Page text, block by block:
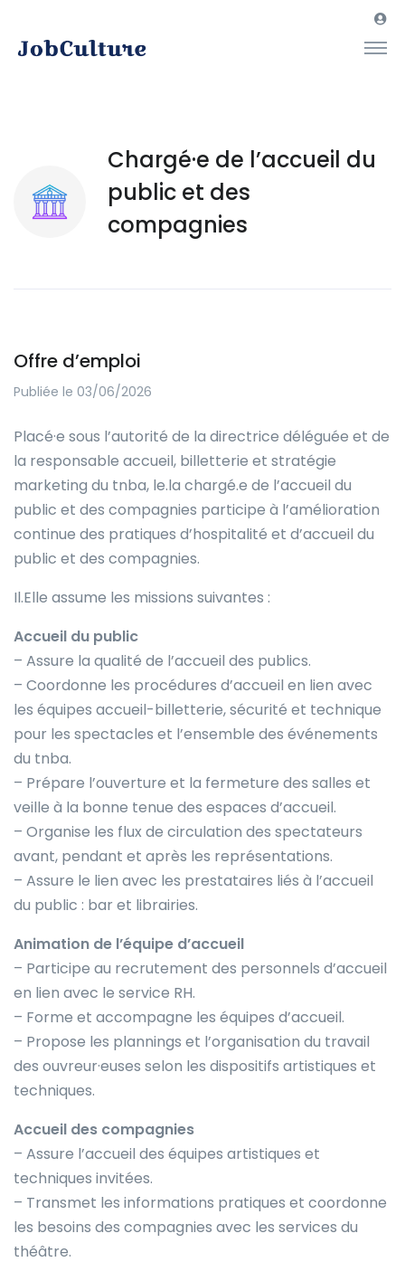
Chargé·e de l’accueil du
public et des
compagnies
Offre d’emploi
Publiée le 03/06/2026
Placé·e sous l’autorité de la directrice déléguée et de
la responsable accueil, billetterie et stratégie
marketing du tnba, le.la chargé.e de l’accueil du
public et des compagnies participe à l’amélioration
continue des pratiques d’hospitalité et d’accueil du
public et des compagnies.
Il.Elle assume les missions suivantes :
Accueil du public
– Assure la qualité de l’accueil des publics.
– Coordonne les procédures d’accueil en lien avec
les équipes accueil-billetterie, sécurité et technique
pour les spectacles et l’ensemble des événements
du tnba.
– Prépare l’ouverture et la fermeture des salles et
veille à la bonne tenue des espaces d’accueil.
– Organise les flux de circulation des spectateurs
avant, pendant et après les représentations.
– Assure le lien avec les prestataires liés à l’accueil
du public : bar et librairies.
Animation de l’équipe d’accueil
– Participe au recrutement des personnels d’accueil
en lien avec le service RH.
– Forme et accompagne les équipes d’accueil.
– Propose les plannings et l’organisation du travail
des ouvreur·euses selon les dispositifs artistiques et
techniques.
Accueil des compagnies
– Assure l’accueil des équipes artistiques et
techniques invitées.
– Transmet les informations pratiques et coordonne
les besoins des compagnies avec les services du
théâtre.